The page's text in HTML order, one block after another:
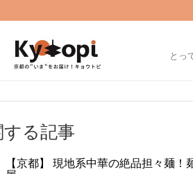
とっ
る記事
【京都】 現地系中華の絶品担々麺